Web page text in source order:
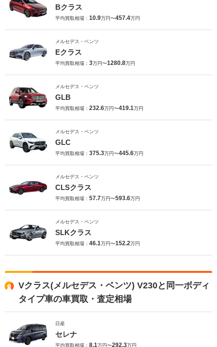
Bクラス
平均買取相場： 10.9万円〜457.4万円
メルセデス・ベンツ
Eクラス
平均買取相場： 3万円〜1280.8万円
メルセデス・ベンツ
GLB
平均買取相場： 232.6万円〜419.1万円
メルセデス・ベンツ
GLC
平均買取相場： 375.3万円〜445.6万円
メルセデス・ベンツ
CLSクラス
平均買取相場： 57.7万円〜593.6万円
メルセデス・ベンツ
SLKクラス
平均買取相場： 46.1万円〜152.2万円
Vクラス(メルセデス・ベンツ) V230と同一ボディ
タイプ車の車買取・査定相場
日産
セレナ
平均買取相場： 8.1万円〜292.3万円